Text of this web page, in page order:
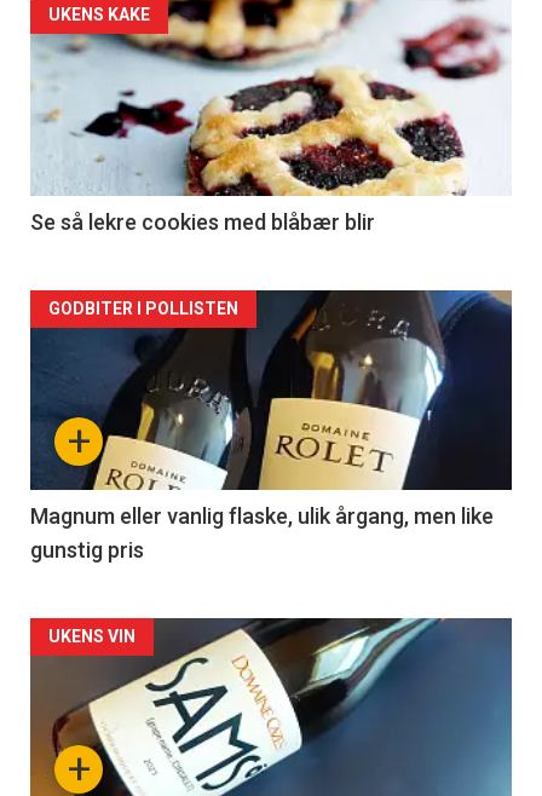
Forsiden
akkurat
nå
2
UKENS KAKE
Se så lekre cookies med blåbær blir
Forsiden
akkurat
nå
3
+
GODBITER I POLLISTEN
Magnum eller vanlig flaske, ulik årgang, men like
gunstig pris
Forsiden
akkurat
nå+
UKENS VIN